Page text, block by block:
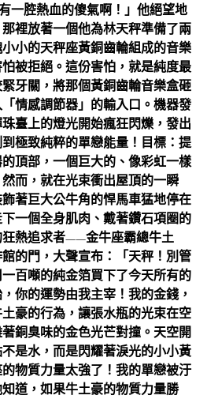
一腔熱血的傻氣啊！」他絕望地
裡放著一個他為林天秤準備了兩
小的天秤座黃銅齒輪組成的音樂
被拒絕。這份害怕，就是純度最
牙關，將那個黃銅齒輪音樂盒砸
情感調節器」的輸入口。機器發
臺上的燈光開始瘋狂閃爍，發出
極致純粹的單戀能量！目標：提
頂部，一個巨大的、像彩虹一樣
而，就在光束衝出屋頂的一瞬
著巨大公牛角的悍馬車猛地停在
一個全身肌肉、戴著鑽石項圈的
熱追求者——金牛座霸總牛土
的門，大聲宣布：「天秤！別管
百噸的純金箔買下了今天所有的
你的運勢由我主宰！我的金錢，
豪的行為，讓張水瓶的光束在空
銅臭味的金色光芒對撞。天空開
是水，而是閃耀著淚光的小小黃
物質力量太強了！我的單戀被汙
道，如果牛土豪的物質力量勝